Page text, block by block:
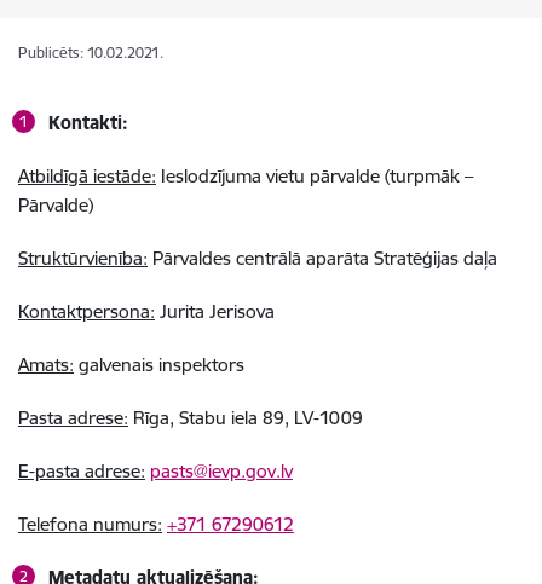
Publicēts: 10.02.2021.
Kontakti:
Atbildīgā iestāde: Ieslodzījuma vietu pārvalde (turpmāk –
Pārvalde)
Struktūrvienība: Pārvaldes centrālā aparāta Stratēģijas daļa
Kontaktpersona: Jurita Jerisova
Amats: galvenais inspektors
Pasta adrese: Rīga, Stabu iela 89, LV-1009
E-pasta adrese: pasts@ievp.gov.lv
Telefona numurs: +371 67290612
Metadatu aktualizēšana: